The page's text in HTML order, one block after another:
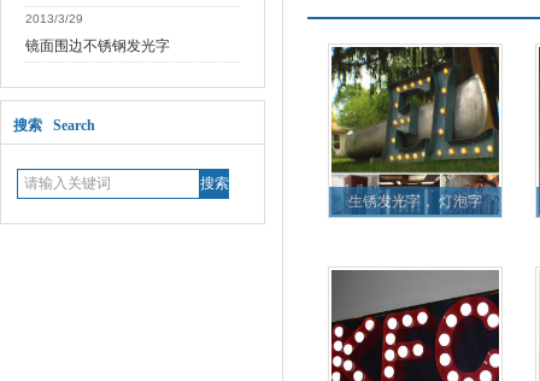
2013/3/29
镜面围边不锈钢发光字
搜索 Search
生锈发光字， 灯泡字